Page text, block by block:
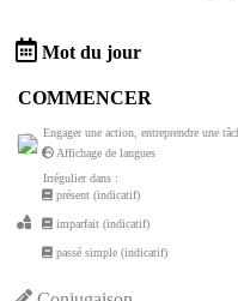
Mot du jour
COMMENCER
Engager une action, entreprendre une
Affichage de langues
Irrégulier dans :
présent (indicatif)
imparfait (indicatif)
passé simple (indicatif)